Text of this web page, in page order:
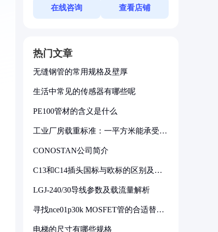
在线咨询 查看店铺
热门文章
无缝钢管的常用规格及壁厚
生活中常见的传感器有哪些呢
PE100管材的含义是什么
工业厂房载重标准：一平方米能承受多
CONOSTAN公司简介
C13和C14插头国标与欧标的区别及其
LGJ-240/30导线参数及载流量解析
寻找nce01p30k MOSFET管的合适替代
电梯的尺寸有哪些规格